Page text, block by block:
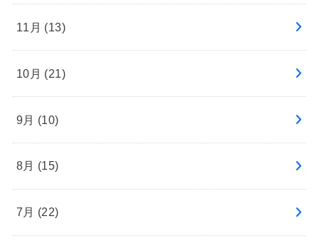
11月 (13)
10月 (21)
9月 (10)
8月 (15)
7月 (22)